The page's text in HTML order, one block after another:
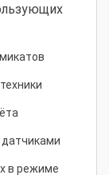
датчиками
в режиме